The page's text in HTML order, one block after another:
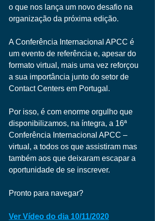
o que nos lança um novo desafio na
organização da próxima edição.
A Conferência Internacional APCC é
um evento de referência e, apesar do
formato virtual, mais uma vez reforçou
a sua importância junto do setor de
Contact Centers em Portugal.
Por isso, é com enorme orgulho que
disponibilizamos, na íntegra, a 16ª
Conferência Internacional APCC –
virtual, a todos os que assistiram mas
também aos que deixaram escapar a
oportunidade de se inscrever.
Pronto para navegar?
Ver Vídeo do dia 10/11/2020